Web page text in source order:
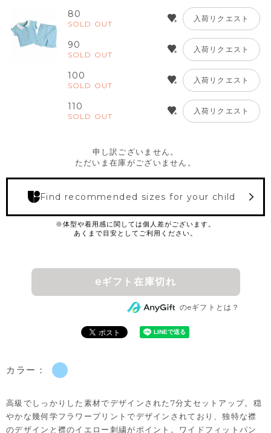
80
SOLD OUT
入荷リクエスト
90
SOLD OUT
入荷リクエスト
100
SOLD OUT
入荷リクエスト
110
SOLD OUT
入荷リクエスト
申し訳ございません。
ただいま在庫がございません。
Find recommended sizes for your child
eギフト在庫切れ
のeギフトとは？
カラー：
高級でしっかりした素材でデザインされた7分丈セットアップ。穏
やかな幾何学フラワープリントでデザインされており、独特な襟
のデザインと襟のイエロー刺繍がポイント。ワイドフィットパン